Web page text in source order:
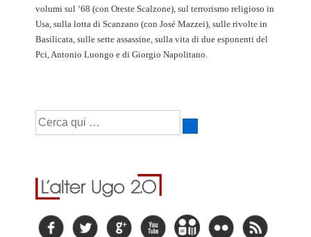
volumi sul ‘68 (con Oreste Scalzone), sul terrorismo religioso in
Usa, sulla lotta di Scanzano (con José Mazzei), sulle rivolte in
Basilicata, sulle sette assassine, sulla vita di due esponenti del
Pci, Antonio Luongo e di Giorgio Napolitano.
Cerca: